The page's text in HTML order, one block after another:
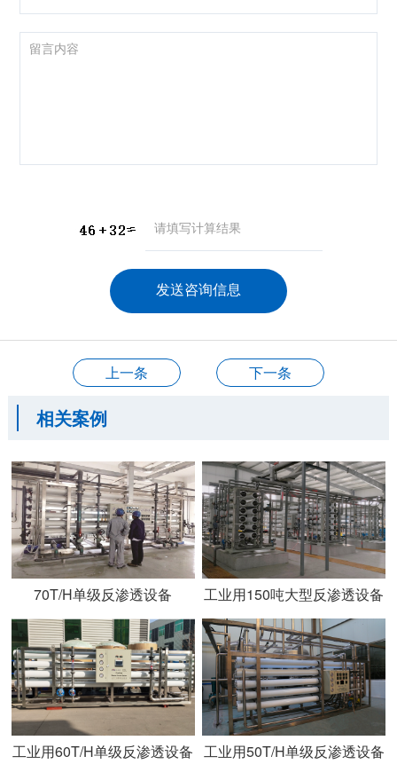
上一条 下一条
相关案例
70T/H单级反渗透设备 工业用150吨大型反渗透设备
工业用60T/H单级反渗透设备 工业用50T/H单级反渗透设备